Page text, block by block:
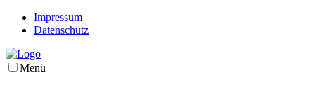
Impressum
Datenschutz
Menü